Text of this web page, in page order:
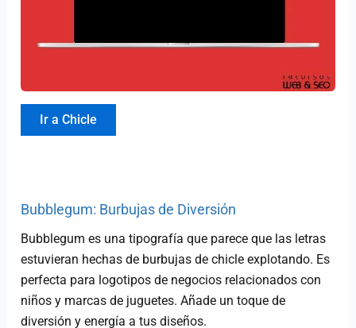
Ir a Chicle
Bubblegum: Burbujas de Diversión
Bubblegum es una tipografía que parece que las letras
estuvieran hechas de burbujas de chicle explotando. Es
perfecta para logotipos de negocios relacionados con
niños y marcas de juguetes. Añade un toque de
diversión y energía a tus diseños.